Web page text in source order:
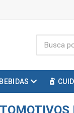
BEBIDAS